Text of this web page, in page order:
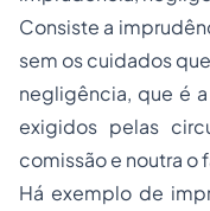
Consiste a
sem os cuidados
negligência, que é
exigidos pelas
comissão e noutra o
Há exemplo de